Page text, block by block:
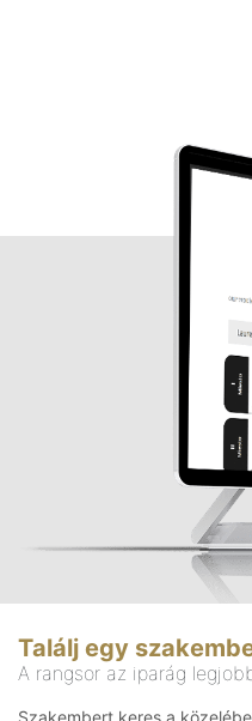
Találj egy
A rangsor az iparág
Szakembert keres a